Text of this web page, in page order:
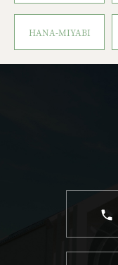
HANA-MIYABI